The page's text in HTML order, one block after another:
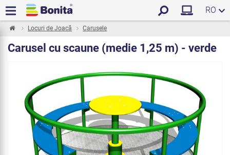
RO
Locuri de Joacă Carusele
Carusel cu scaune (medie 1,25 m) - verde